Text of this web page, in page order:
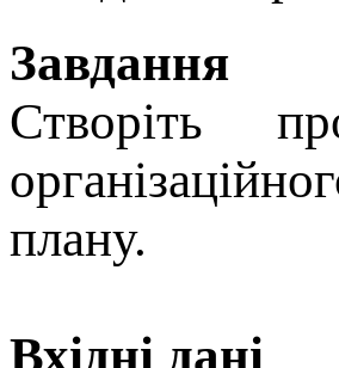
Завдання
Створiть
плану.
Вхідні дані